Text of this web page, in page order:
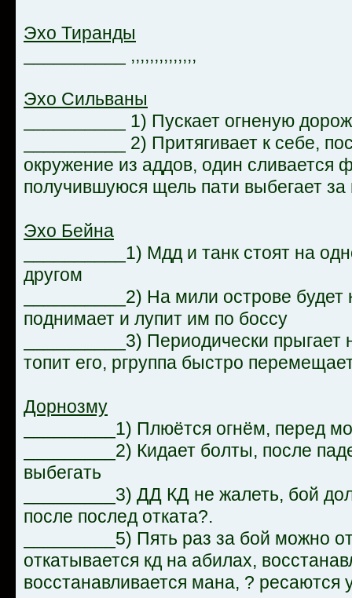
Эхо Тиранды
__________ ,,,,,,,,,,,,,,
Эхо Сильваны
__________ 1) Пускает огненую
__________ 2) Притягивает к себе,
окружение из аддов, один сливается
получившуюся щель пати выбегает
Эхо Бейна
__________1) Мдд и танк стоят на
другом
__________2) На мили острове будет
поднимает и лупит им по боссу
__________3) Периодически
топит его, ргруппа быстро
Дорнозму
_________1) Плюётся огнём, перед
_________2) Кидает болты, после
выбегать
_________3) ДД КД не жалеть, бой
после послед отката?.
_________5) Пять раз за бой можно
откатывается кд на абилах,
восстанавливается мана, ?